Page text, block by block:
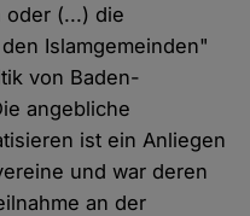
oder (...) die
Islamgemeinden"
von Baden-
angebliche
ist ein Anliegen
und war deren
an der